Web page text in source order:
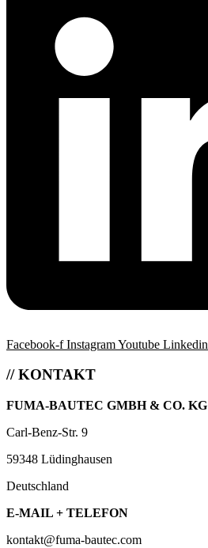
Facebook-f InstagramYoutube Linkedin
// KONTAKT
FUMA-BAUTEC GMBH & CO. KG
Carl-Benz-Str. 9
59348 Lüdinghausen
Deutschland
E-MAIL + TELEFON
kontakt@fuma-bautec.com